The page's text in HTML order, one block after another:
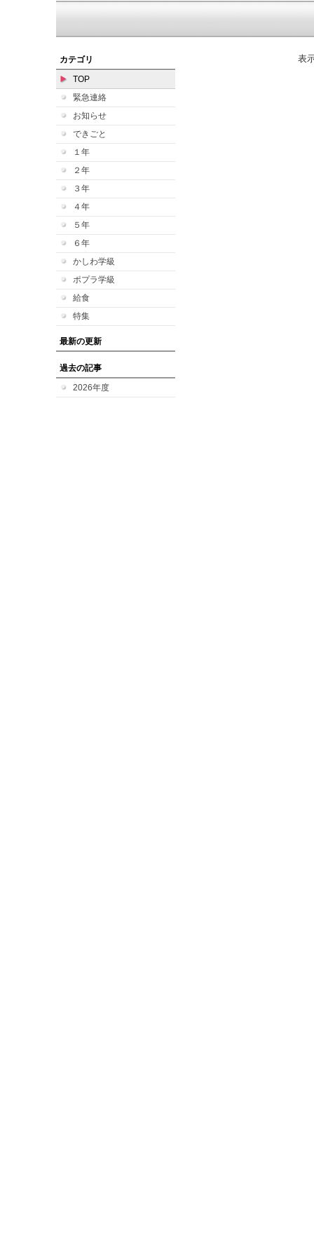
カテゴリ
TOP
緊急連絡
お知らせ
できごと
１年
２年
３年
４年
５年
６年
かしわ学級
ポプラ学級
給食
特集
最新の更新
過去の記事
2026年度
表